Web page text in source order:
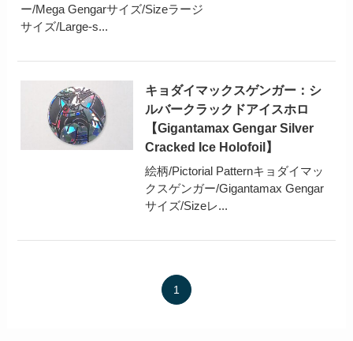
ー/Mega Gengarサイズ/Sizeラージ
サイズ/Large-s...
キョダイマックスゲンガー：シ
ルバークラックドアイスホロ
【Gigantamax Gengar Silver
Cracked Ice Holofoil】
絵柄/Pictorial Patternキョダイマッ
クスゲンガー/Gigantamax Gengar
サイズ/Sizeレ...
1